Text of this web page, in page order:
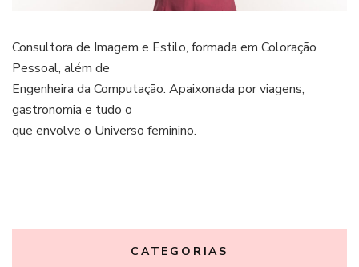
Consultora de Imagem e Estilo, formada em Coloração
Pessoal, além de
Engenheira da Computação. Apaixonada por viagens,
gastronomia e tudo o
que envolve o Universo feminino.
CATEGORIAS